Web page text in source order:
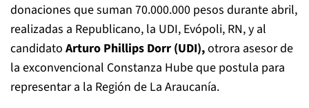
donaciones que suman 70.000.000 pesos durante abril,
realizadas a Republicano, la UDI, Evópoli, RN, y al
candidato Arturo Phillips Dorr (UDI),otrora asesor de
la exconvencional Constanza Hube que postula para
representar a la Región de La Araucanía.